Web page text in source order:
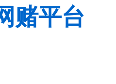
赌平台